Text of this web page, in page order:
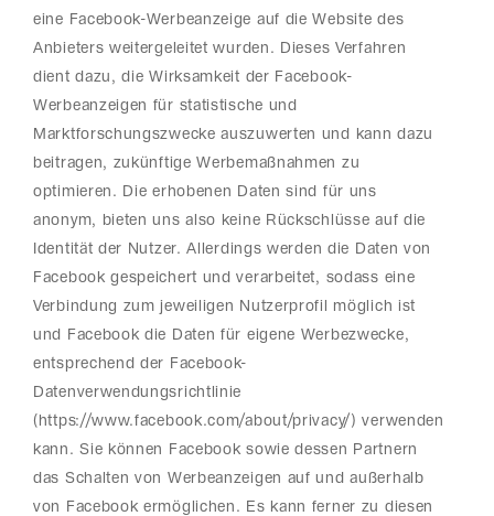
eine Facebook-Werbeanzeige auf die Website des
Anbieters weitergeleitet wurden. Dieses Verfahren
dient dazu, die Wirksamkeit der Facebook-
Werbeanzeigen für statistische und
Marktforschungszwecke auszuwerten und kann dazu
beitragen, zukünftige Werbemaßnahmen zu
optimieren. Die erhobenen Daten sind für uns
anonym, bieten uns also keine Rückschlüsse auf die
Identität der Nutzer. Allerdings werden die Daten von
Facebook gespeichert und verarbeitet, sodass eine
Verbindung zum jeweiligen Nutzerprofil möglich ist
und Facebook die Daten für eigene Werbezwecke,
entsprechend der Facebook-
Datenverwendungsrichtlinie
(https://www.facebook.com/about/privacy/) verwenden
kann. Sie können Facebook sowie dessen Partnern
das Schalten von Werbeanzeigen auf und außerhalb
von Facebook ermöglichen. Es kann ferner zu diesen